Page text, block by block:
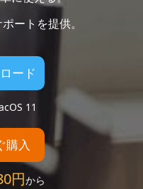
ートを提供。
ード
11
購入
円から